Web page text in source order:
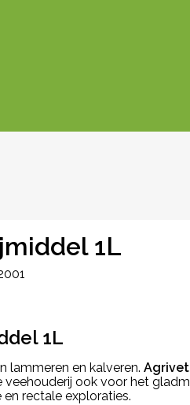
1L
1L
lammeren en kalveren.
veehouderij ook voor het
en rectale exploraties.